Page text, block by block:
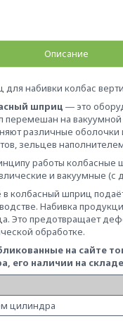
Описание
набивки колбас
шприц ― это
перемешан на
различные
зельцев
работы колбасные
и вакуумные
колбасный шприц
Набивка
Это предотвращает
обработке.
на сайте
его наличии на
цилиндра